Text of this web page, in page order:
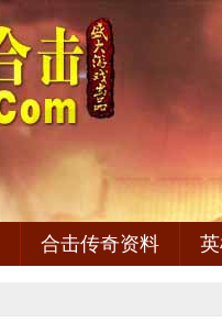
合击传奇资料